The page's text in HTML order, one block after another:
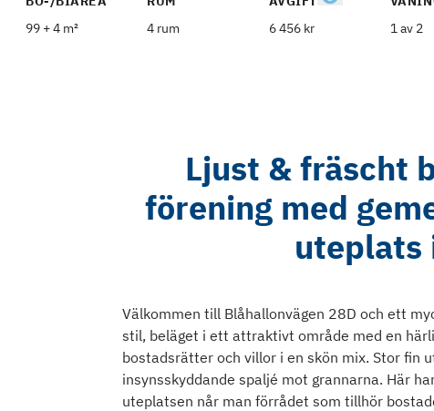
99 + 4 m²
4 rum
6 456 kr
1 av 2
Ljust & fräscht
förening med
uteplats
Välkommen till Blåhallonvägen 28D och ett
stil, beläget i ett attraktivt område med en
bostadsrätter och villor i en skön mix. Stor fin
insynsskyddande spaljé mot grannarna. Här
uteplatsen når man förrådet som tillhör